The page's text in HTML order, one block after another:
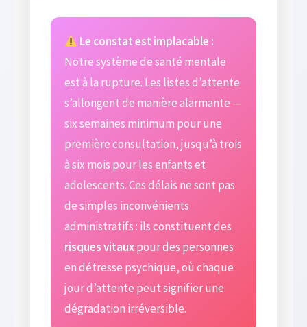
Le constat est implacable :
Notre système de santé mentale
est à la rupture. Les listes d’attente
s’allongent de manière alarmante —
six semaines minimum pour une
première consultation, jusqu’à trois
à six mois pour les enfants et
adolescents. Ces délais ne sont pas
de simples inconvénients
administratifs : ils constituent des
risques vitauxpour des personnes
en détresse psychique, où chaque
jour d’attente peut signifier une
dégradation irréversible.